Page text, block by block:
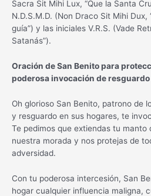
Sacra Sit Mihi Lux, “Que la Santa
N.D.S.M.D. (Non Draco Sit Mihi Dux,
guía”) y las iniciales V.R.S. (Vade
Satanás”).
Oración de San Benito para
poderosa invocación de resguardo
Oh glorioso San Benito, patrono de
y resguardo en sus hogares, te
Te pedimos que extiendas tu manto
nuestra morada y nos protejas de
adversidad.
Con tu poderosa intercesión, San
hogar cualquier influencia maligna,